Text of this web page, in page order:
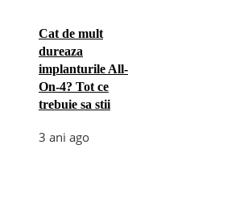
Cat de mult
dureaza
implanturile All-
On-4? Tot ce
trebuie sa stii
3 ani ago